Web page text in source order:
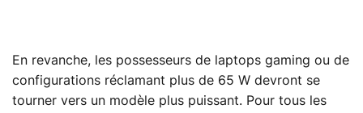
En revanche, les possesseurs de laptops gaming ou de
configurations réclamant plus de 65 W devront se
tourner vers un modèle plus puissant. Pour tous les